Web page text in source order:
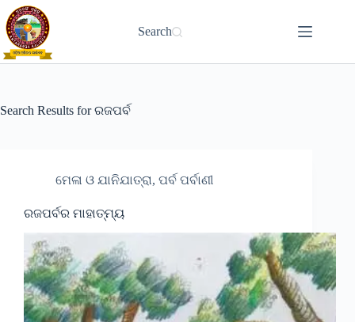
Skip
to
content
Search
Search Results for ରଜପର୍ବ
ମେଳା ଓ ଯାନିଯାତ୍ରା, ପର୍ବ ପର୍ବାଣୀ
ରଜପର୍ବର ମାହାତ୍ମ୍ୟ